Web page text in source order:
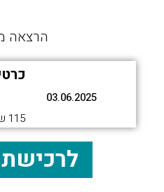
הרצאה
03.06.2025
115 ש"ח